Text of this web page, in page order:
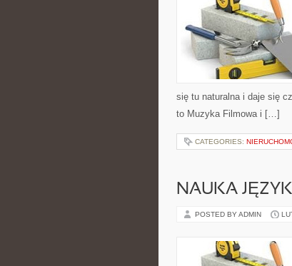
się tu naturalna i daje się
to Muzyka Filmowa i […]
CATEGORIES:
NAUKA
POSTED BY ADMIN